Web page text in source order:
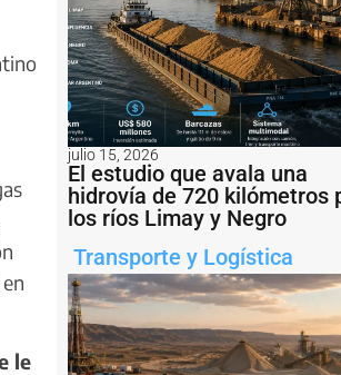
le
julio 15, 2026
El estudio que avala una
hidrovía de 720 kilómetros
los ríos Limay y Negro
Transporte y Logística